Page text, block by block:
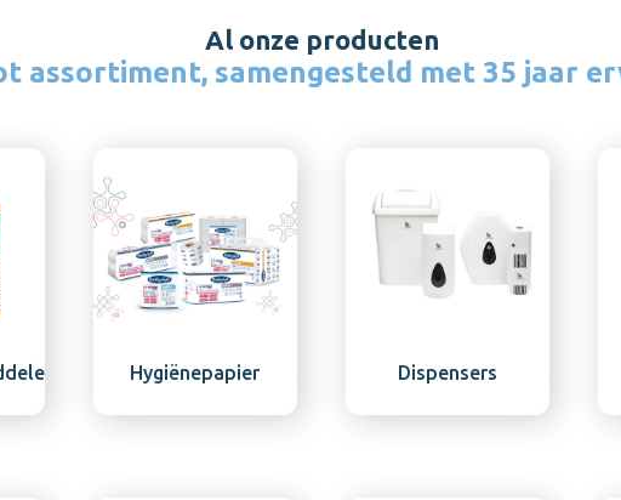
Al onze producten
assortiment, samengesteld met 35 jaar
Hygiënepapier Dispensers